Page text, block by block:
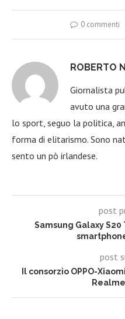
0 commenti
ROBERTO
Giornalista
avuto una
lo sport, seguo la politica,
forma di elitarismo. Sono
sento un pò irlandese.
post
Samsung Galaxy
post
Il consorzio OPPO-